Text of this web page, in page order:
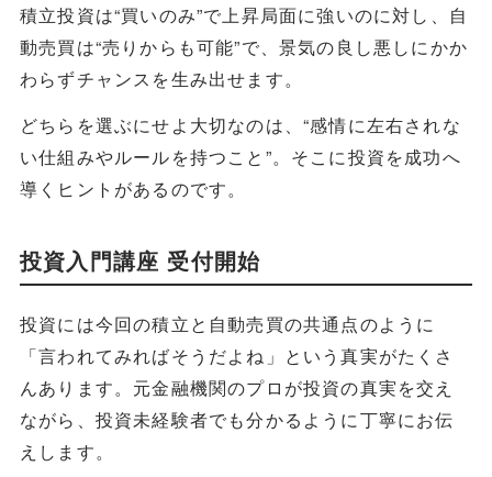
積立投資は“買いのみ”で上昇局面に強いのに対し、自
動売買は“売りからも可能”で、景気の良し悪しにかか
わらずチャンスを生み出せます。
どちらを選ぶにせよ大切なのは、“感情に左右されな
い仕組みやルールを持つこと”。そこに投資を成功へ
導くヒントがあるのです。
投資入門講座 受付開始
投資には今回の積立と自動売買の共通点のように
「言われてみればそうだよね」という真実がたくさ
んあります。元金融機関のプロが投資の真実を交え
ながら、投資未経験者でも分かるように丁寧にお伝
えします。